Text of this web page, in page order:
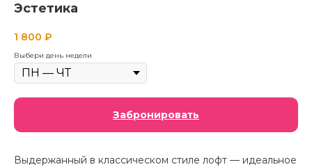
Эстетика
1 800 ₽
Выбери день недели
Забронировать
Выдержанный в классическом стиле лофт — идеальное